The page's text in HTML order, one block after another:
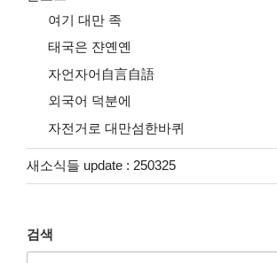
여기 대만 족
태국은 쟌옌옌
자언자어自言自語
외국어 덕분에
자전거로 대만섬한바퀴
새소식들 update : 250325
검색